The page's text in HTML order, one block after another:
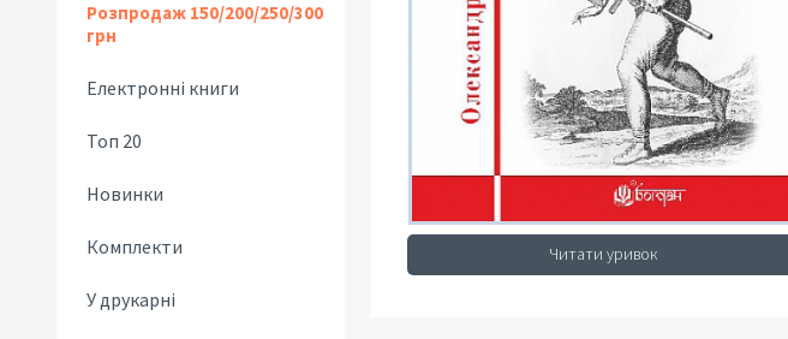
Розпродаж 150/200/250/300
грн
Електронні книги
Топ 20
Новинки
Комплекти
У друкарні
Читати уривок